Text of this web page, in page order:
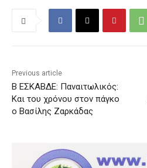
Previous article
Β ΕΣΚΑΒΔΕ: Παναιτωλικός:
Και του χρόνου στον πάγκο
ο Βασίλης Ζαρκάδας